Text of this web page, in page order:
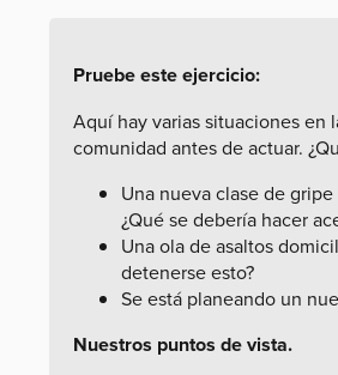
Pruebe este ejercicio:
Aquí hay varias situaciones en
comunidad antes de actuar.
Una nueva clase de
¿Qué se debería hacer
Una ola de asaltos
detenerse esto?
Se está planeando un
Nuestros puntos de vista.